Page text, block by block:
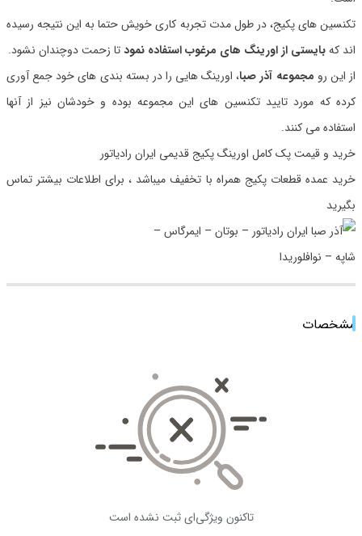
تکنسین های پکیج، در طول مدت تجربه کاری خویش حتما به این نتیجه رسیده
اند کهبایستی از اورینگ های مرغوب استفاده نمودتا زحمت دوچندان نشود.
از این رو مجموعه آذر صبا، اورینگ هایی را در بسته بندی های خود جمع آوری
کرده که مورد تایید تکنسین های این مجموعه بوده و خودشان نیز از آنها
استفاده می کنند.
خرید و قیمت پک کامل اورینگ پکیج قدیمی ایران رادیاتور
خرید عمده قطعات پکیج همراه با تخفیف میباشد ، برای اطلاعات بیشتر تماس
بگیرید
مشخصات
تاکنون ویژگی‌ای ثبت نشده است